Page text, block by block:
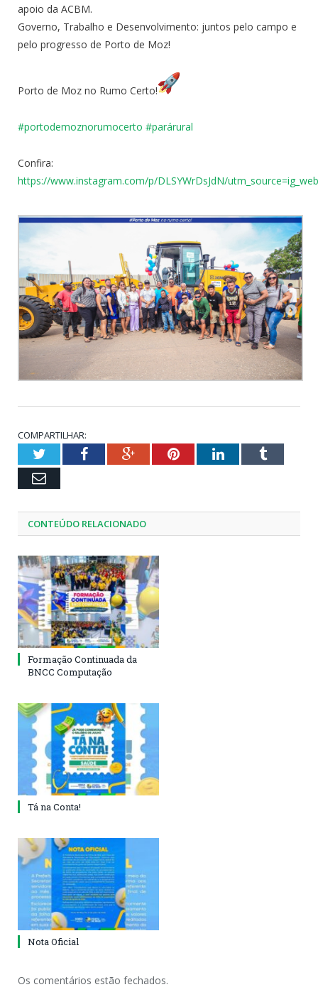
apoio da ACBM.
Governo, Trabalho e Desenvolvimento: juntos pelo campo e
pelo progresso de Porto de Moz!
Porto de Moz no Rumo Certo!
#portodemoznorumocerto #parárural
Confira:
https://www.instagram.com/p/DLSYWrDsJdN/
COMPARTILHAR:
TwitterFacebookGoogle+PinterestLinkedInTumblr
Email
CONTEÚDO RELACIONADO
Formação Continuada da
BNCC Computação
Tá na Conta!
Nota Oficial
Os comentários estão fechados.